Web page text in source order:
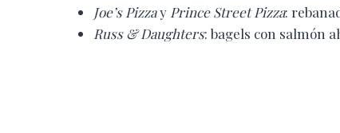
Joe’s Pizzay Prince Street Pizza:
Russ & Daughters: bagels con salmón